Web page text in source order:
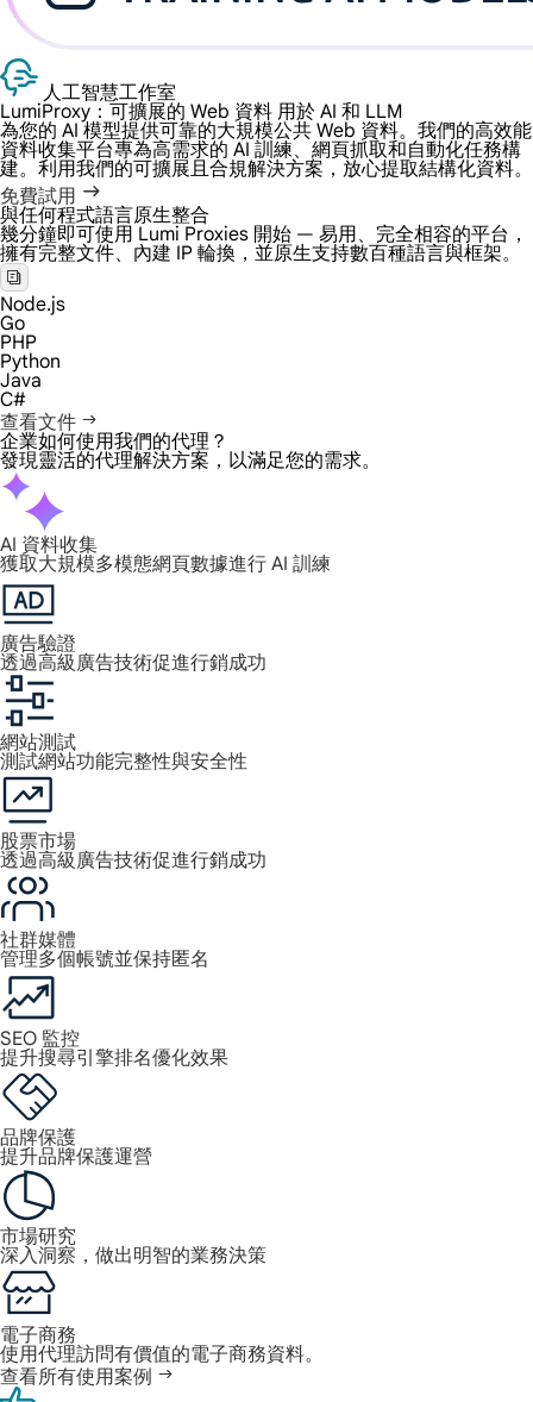
人工智慧工作室
LumiProxy：可擴展的 Web 資料 用於 AI 和 LLM
為您的 AI 模型提供可靠的大規模公共 Web 資料。我們的高效能
資料收集平台專為高需求的 AI 訓練、網頁抓取和自動化任務構
建。利用我們的可擴展且合規解決方案，放心提取結構化資料。
免費試用
與任何程式語言原生整合
幾分鐘即可使用 Lumi Proxies 開始 — 易用、完全相容的平台，
擁有完整文件、內建 IP 輪換，並原生支持數百種語言與框架。
Node.js
Go
PHP
Python
Java
C#
查看文件
企業如何使用我們的代理？
發現靈活的代理解決方案，以滿足您的需求。
AI 資料收集
獲取大規模多模態網頁數據進行 AI 訓練
廣告驗證
透過高級廣告技術促進行銷成功
網站測試
測試網站功能完整性與安全性
股票市場
透過高級廣告技術促進行銷成功
社群媒體
管理多個帳號並保持匿名
SEO 監控
提升搜尋引擎排名優化效果
品牌保護
提升品牌保護運營
市場研究
深入洞察，做出明智的業務決策
電子商務
使用代理訪問有價值的電子商務資料。
查看所有使用案例